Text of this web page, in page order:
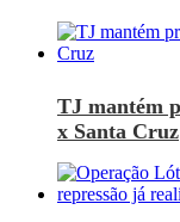
TJ mantém
x Santa Cruz